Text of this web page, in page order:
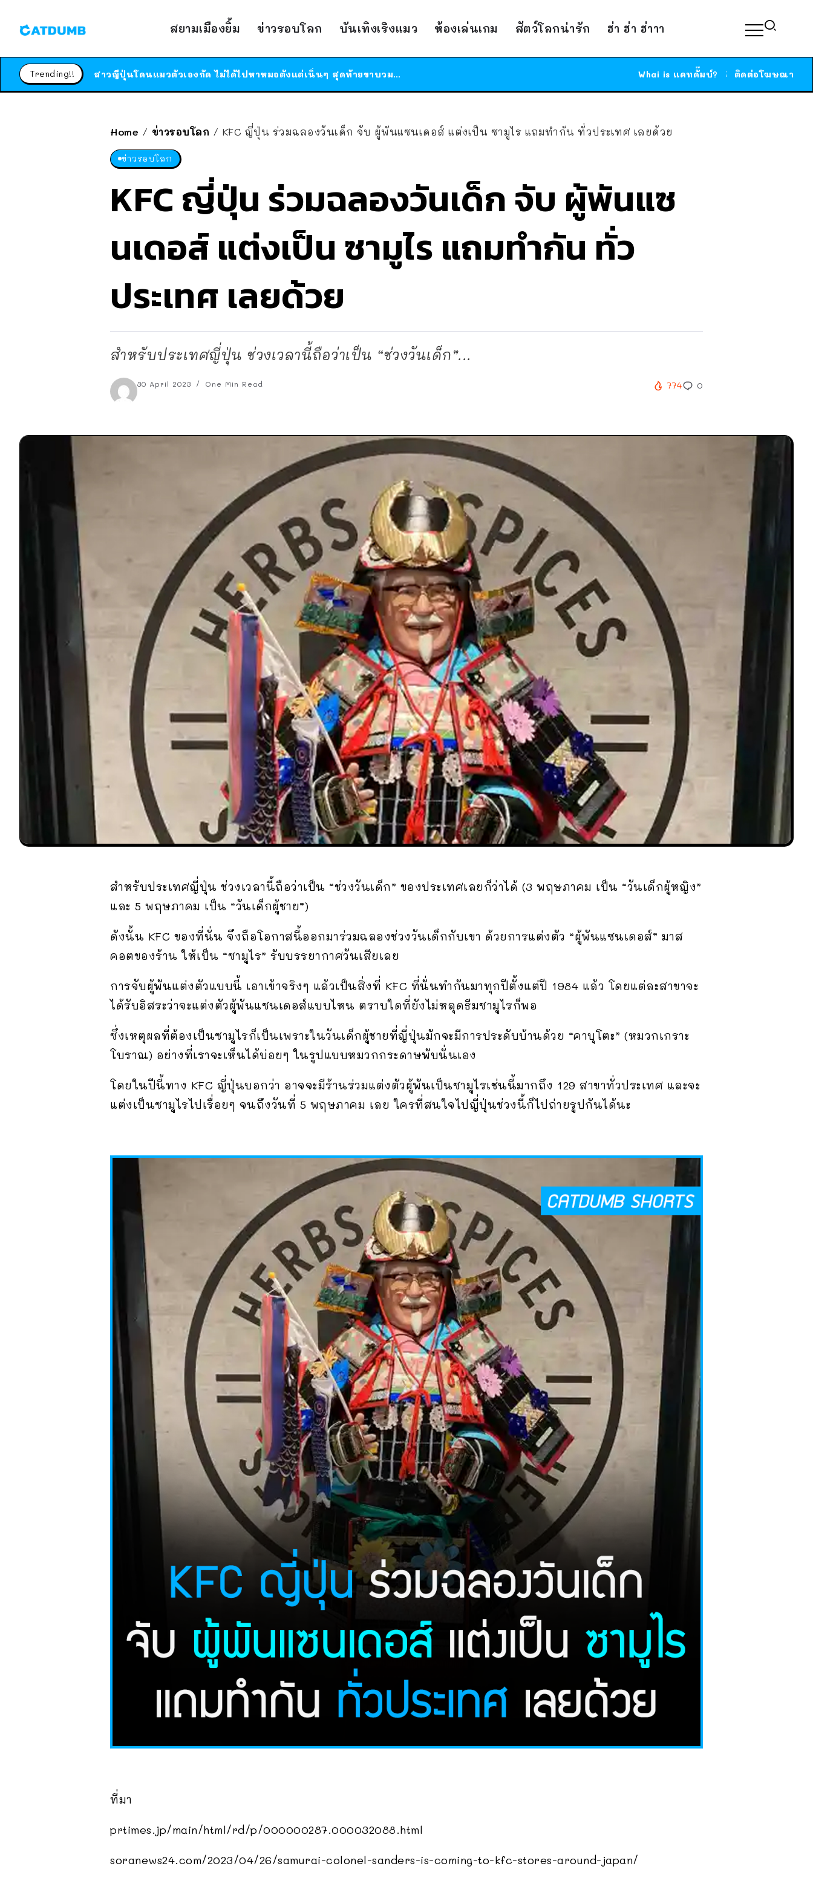
สยามเมืองยิ้ม ข่าวรอบโลก บันเทิงเริงแมว ห้องเล่นเกม สัตว์โลกน่ารัก ฮ่า ฮ่า ฮ่าาา
Trending!!
ร้านอาหารในนิวยอร์กประกาศปิดตัวลง หลังอยู่มานานกว่า 45 ปี ติดป้ายขอบคุณลูกค้าทุกคน แถมสูตรทำไวท์ซอสให้แบบจัดเต็ม
ได้เวลาเด็กหนวดรวมตัว RF Online Next เปิดให้เล่นแล้ว เกม Sci-Fi MMORPG ระดับตำนาน เล่นได้ทั้งมือถือและ PC Whai is แคทดั๊มบ์? ติดต่อโฆษณา
Home / ข่าวรอบโลก / KFC ญี่ปุ่น ร่วมฉลองวันเด็ก จับ ผู้พันแซนเดอส์ แต่งเป็น ซามูไร แถมทำกัน ทั่วประเทศ เลยด้วย
ข่าวรอบโลก
KFC ญี่ปุ่น ร่วมฉลองวันเด็ก จับ ผู้พันแซ
นเดอส์ แต่งเป็น ซามูไร แถมทำกัน ทั่ว
ประเทศ เลยด้วย
สำหรับประเทศญี่ปุ่น ช่วงเวลานี้ถือว่าเป็น “ช่วงวันเด็ก”...
30 April 2023 One Min Read 774 0
สำหรับประเทศญี่ปุ่น ช่วงเวลานี้ถือว่าเป็น “ช่วงวันเด็ก” ของประเทศเลยก็ว่าได้ (3 พฤษภาคม เป็น “วันเด็กผู้หญิง”
และ 5 พฤษภาคม เป็น “วันเด็กผู้ชาย”)
ดังนั้น KFC ของที่นั่น จึงถือโอกาสนี้ออกมาร่วมฉลองช่วงวันเด็กกับเขา ด้วยการแต่งตัว “ผู้พันแซนเดอส์” มาส
คอตของร้าน ให้เป็น “ซามูไร” รับบรรยากาศวันเสียเลย
การจับผู้พันแต่งตัวแบบนี้ เอาเข้าจริงๆ แล้วเป็นสิ่งที่ KFC ที่นั่นทำกันมาทุกปีตั้งแต่ปี 1984 แล้ว โดยแต่ละสาขาจะ
ได้รับอิสระว่าจะแต่งตัวผู้พันแซนเดอส์แบบไหน ตราบใดที่ยังไม่หลุดธีมซามูไรก็พอ
ซึ่งเหตุผลที่ต้องเป็นซามูไรก็เป็นเพราะในวันเด็กผู้ชายที่ญี่ปุ่นมักจะมีการประดับบ้านด้วย “คาบุโตะ” (หมวกเกราะ
โบราณ) อย่างที่เราจะเห็นได้บ่อยๆ ในรูปแบบหมวกกระดาษพับนั่นเอง
โดยในปีนี้ทาง KFC ญี่ปุ่นบอกว่า อาจจะมีร้านร่วมแต่งตัวผู้พันเป็นซามูไรเช่นนี้มากถึง 129 สาขาทั่วประเทศ และจะ
แต่งเป็นซามูไรไปเรื่อยๆ จนถึงวันที่ 5 พฤษภาคม เลย ใครที่สนใจไปญี่ปุ่นช่วงนี้ก็ไปถ่ายรูปกันได้นะ
ที่มา
prtimes.jp/main/html/rd/p/000000287.000032088.html
soranews24.com/2023/04/26/samurai-colonel-sanders-is-coming-to-kfc-stores-around-japan/